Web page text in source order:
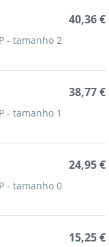
- tamanho 2
40,36 €
- tamanho 1
38,77 €
- tamanho 0
24,95 €
15,25 €